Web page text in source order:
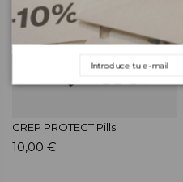
CREP PROTECT Pills
10,00 €